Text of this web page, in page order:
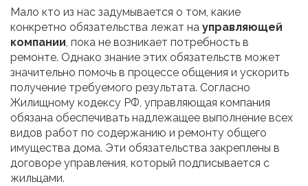
Мало кто из нас задумывается о том, какие
конкретно обязательства лежат на управляющей
компании, пока не возникает потребность в
ремонте. Однако знание этих обязательств может
значительно помочь в процессе общения и ускорить
получение требуемого результата. Согласно
Жилищному кодексу РФ, управляющая компания
обязана обеспечивать надлежащее выполнение всех
видов работ по содержанию и ремонту общего
имущества дома. Эти обязательства закреплены в
договоре управления, который подписывается с
жильцами.